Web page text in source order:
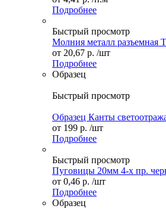
Подробнее
Быстрый просмотр
Молния металл разъемная
от 20,67 р. /шт
Подробнее
Образец
Быстрый просмотр
Образец Канты
от 199 р. /шт
Подробнее
Быстрый просмотр
Пуговицы 20мм 4-х пр.
от 0,46 р. /шт
Подробнее
Образец